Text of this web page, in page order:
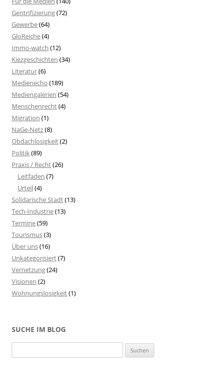
Gentrifizierung(72)
Gewerbe(64)
GloReiche(4)
Immo-watch (12)
Kiezgeschichten (34)
Literatur(6)
Medienecho (189)
Mediengalerien (54)
Menschenrecht(4)
Migration (1)
NaGe-Netz(8)
Obdachlosigkeit(2)
Politik(89)
Praxis / Recht(26)
Leitfaden (7)
Urteil(4)
Solidarische Stadt(13)
Tech-Industrie(13)
Termine(59)
Tourismus(3)
Über uns(16)
Unkategorisiert(7)
Vernetzung(24)
Visionen (2)
Wohnungslosigkeit(1)
SUCHE IM BLOG
u